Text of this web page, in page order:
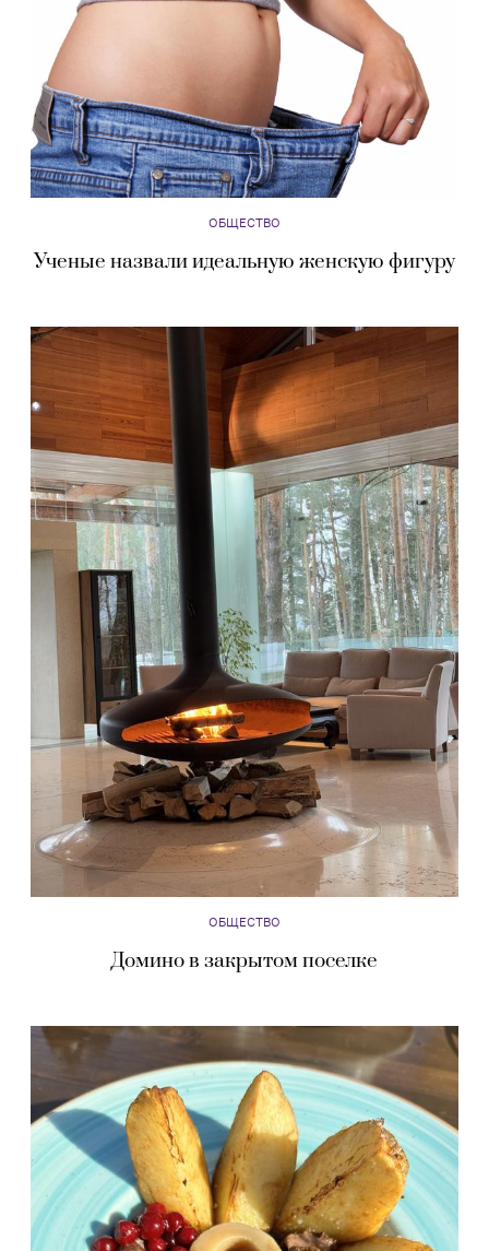
ОБЩЕСТВО
Ученые назвали идеальную женскую фигуру
ОБЩЕСТВО
Домино в закрытом поселке